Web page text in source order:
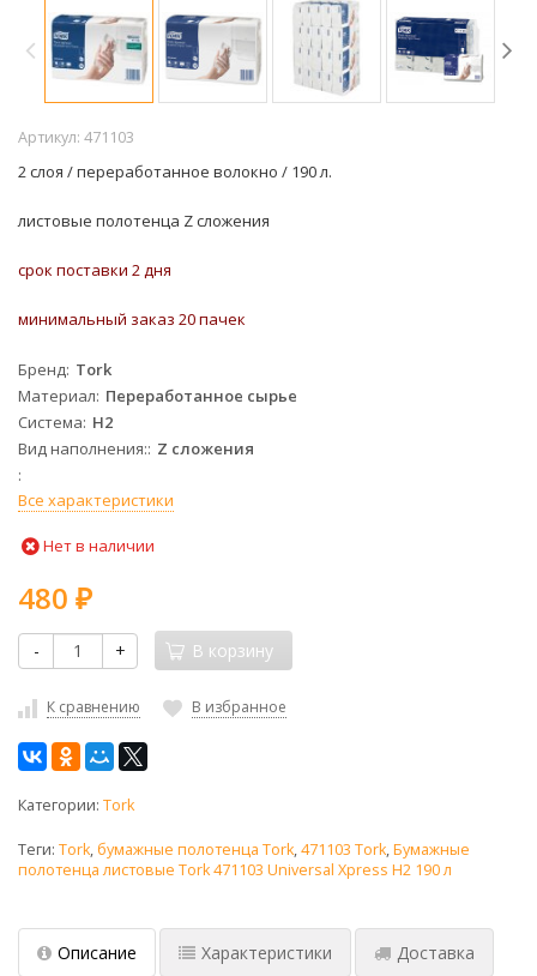
Артикул: 471103
2 слоя / переработанное волокно / 190 л.
листовые полотенца Z сложения
срок поставки 2 дня
минимальный заказ 20 пачек
Бренд Tork
Материал Переработанное сырье
Система H2
Вид наполнения: Z сложения
Все характеристики
Нет в наличии
480 ₽
- + В корзину
К сравнению В избранное
Категории: Tork
Теги: Tork,бумажные полотенца Tork,471103 Tork,Бумажные
полотенца листовые Tork 471103 Universal Xpress H2 190 л
Описание Характеристики Доставка